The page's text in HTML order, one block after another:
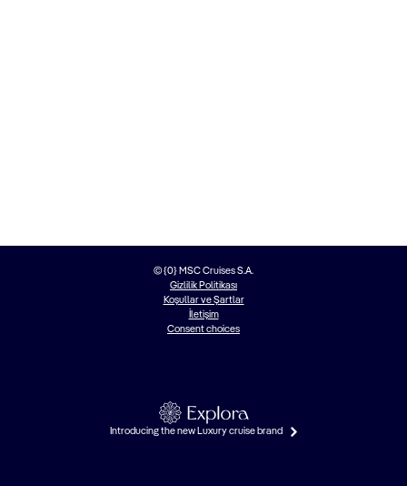
© {0} MSC Cruises S.A.
Gizlilik Politikası
Koşullar ve Şartlar
İletişim
Consent choices
Introducing the new Luxury cruise brand